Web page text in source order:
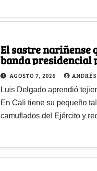
El sastre nariñense
banda presidencial
la Espriella
AGOSTO 7, 2026
Luis Delgado aprendió
En Cali tiene su pequeño
camuflados del Ejército y